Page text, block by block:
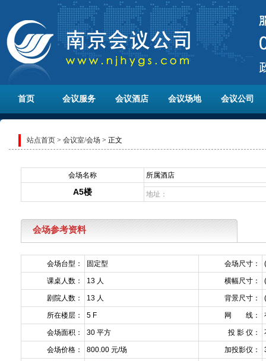
首页 会议服务 会议酒店 会议场地 会议公司
站点首页 > 会议室/会场 > 正文
会场名称 所属酒店
A5楼 地址：
会场参考资料
会场台型： 固定型 会场尺寸：
课桌人数： 13 人 横幅尺寸：
剧院人数： 13 人 背景尺寸：
所在楼层： 5 F 网 线：
会场面积： 30 平方 投 影 仪：
会场价格： 800.00 元/场 加投影仪：